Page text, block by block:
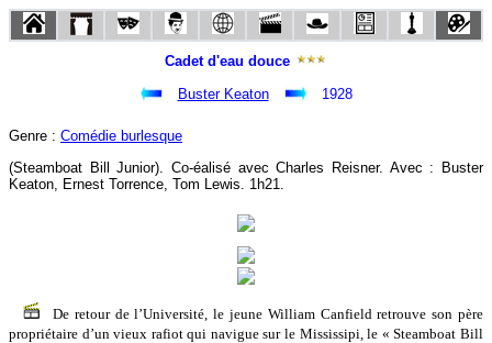
Cadet d'eau douce
Buster Keaton
1928
Genre : Comédie burlesque
(Steamboat Bill Junior). Co-éalisé avec Charles Reisner. Avec : Buster
Keaton, Ernest Torrence, Tom Lewis. 1h21.
De retour de l’Université, le jeune William Canfield retrouve son père
propriétaire d’un vieux rafiot qui navigue sur le Mississipi, le « Steamboat Bill